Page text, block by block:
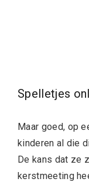
Spelletjes
Maar goed, op
kinderen al die
De kans dat ze
kerstmeeting